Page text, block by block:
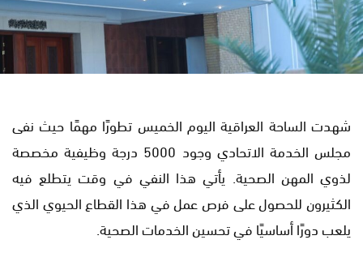
شهدت الساحة العراقية اليوم الخميس تطورًا مهمًا حيث نفى
مجلس الخدمة الاتحادي وجود 5000 درجة وظيفية مخصصة
لذوي المهن الصحية. يأتي هذا النفي في وقت يتطلع فيه
الكثيرون للحصول على فرص عمل في هذا القطاع الحيوي الذي
يلعب دورًا أساسيًا في تحسين الخدمات الصحية.